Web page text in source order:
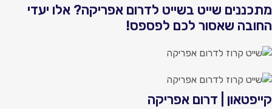
שייט בשייט לדרום אפריקה? אלו יעדי
שאסור לכם לפספס!
| דרום אפריקה